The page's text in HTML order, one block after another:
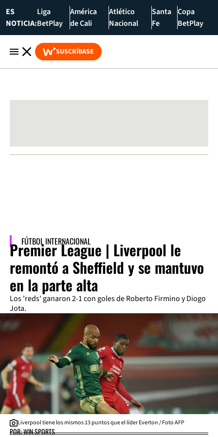
ES
NOTICIA:
Liga
BetPlay
América
de Cali
Atlético
Nacional
Santa
Fe
Copa
BetPlay
SUSCRÍBASE
FÚTBOL INTERNACIONAL
Premier League | Liverpool le
remontó a Sheffield y se mantuvo
en la parte alta
Los 'reds' ganaron 2-1 con goles de Roberto Firmino y Diogo
Jota.
Liverpool tiene los mismos 13 puntos que el líder Everton / Foto AFP
POR: WIN SPORTS